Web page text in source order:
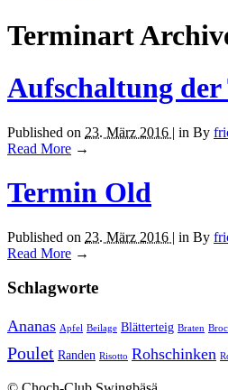
Terminart
Aufschaltung der
Published on 23. März 2016 | in By
Read More →
Termin Old
Published on 23. März 2016 | in By
Read More →
Schlagworte
Ananas Apfel Beilage Blätterteig Braten
Poulet Randen Risotto Rohschinken